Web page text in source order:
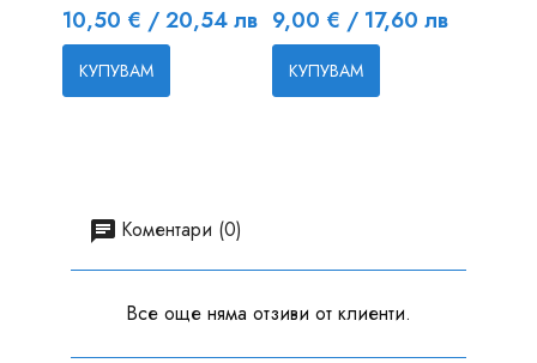
Цена
10,50 € / 20,54 лв
КУПУВАМ
Цена
9,00 € / 17,60 лв
КУПУВАМ
Коментари (0)
Все още няма отзиви от клиенти.